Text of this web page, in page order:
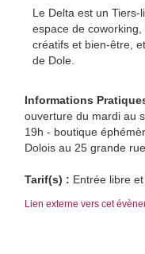
Le Delta est un Tiers-
espace de
créatifs et bien-être,
de Dole.
Informations
ouverture du mardi au
19h - boutique
Dolois au 25 grande
Tarif(s) : Entrée libre
Lien externe vers cet